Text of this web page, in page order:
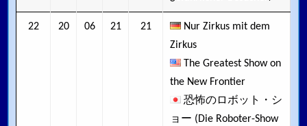
22 20 06 21 21
Nur Zirkus mit dem
Zirkus
The Greatest Show on
the New Frontier
恐怖のロボット・シ
ョー (Die Roboter-Show